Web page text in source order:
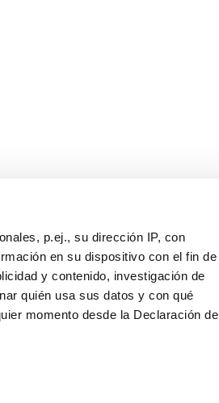
p.ej., su dirección IP, con
en su dispositivo con el fin de
y contenido, investigación de
quién usa sus datos y con qué
momento desde la Declaración de